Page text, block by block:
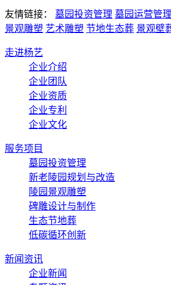
友情链接： 墓园投资管理 墓园运营管理
景观雕塑 艺术雕塑 节地生态葬 景观壁
走进杨艺
企业介绍
企业团队
企业资质
企业专利
企业文化
服务项目
墓园投资管理
新老陵园规划与改造
陵园景观雕塑
碑雕设计与制作
生态节地葬
低碳循环创新
新闻资讯
企业新闻